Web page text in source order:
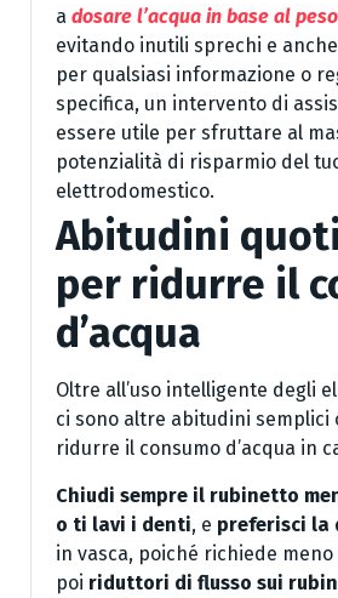
a dosare l’acqua in base al
evitando inutili sprechi e
per qualsiasi informazione o
specifica, un intervento di
essere utile per sfruttare al
potenzialità di risparmio del
elettrodomestico.
Abitudini
per ridurre il
d’acqua
Oltre all’uso intelligente degli
ci sono altre abitudini semplici
ridurre il consumo d’acqua in
Chiudi sempre il rubinetto
o ti lavi i denti, e preferisci la
in vasca, poiché richiede
poi riduttori di flusso sui